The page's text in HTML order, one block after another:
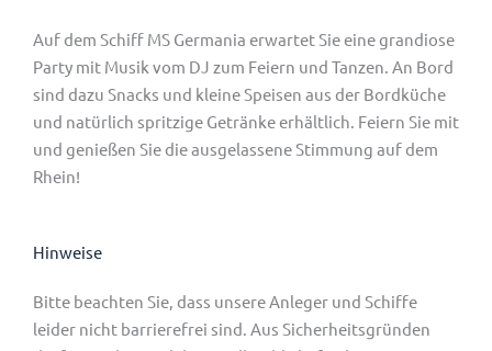
Auf dem Schiff MS Germania erwartet Sie eine grandiose
Party mit Musik vom DJ zum Feiern und Tanzen. An Bord
sind dazu Snacks und kleine Speisen aus der Bordküche
und natürlich spritzige Getränke erhältlich. Feiern Sie mit
und genießen Sie die ausgelassene Stimmung auf dem
Rhein!
Hinweise
Bitte beachten Sie, dass unsere Anleger und Schiffe
leider nicht barrierefrei sind. Aus Sicherheitsgründen